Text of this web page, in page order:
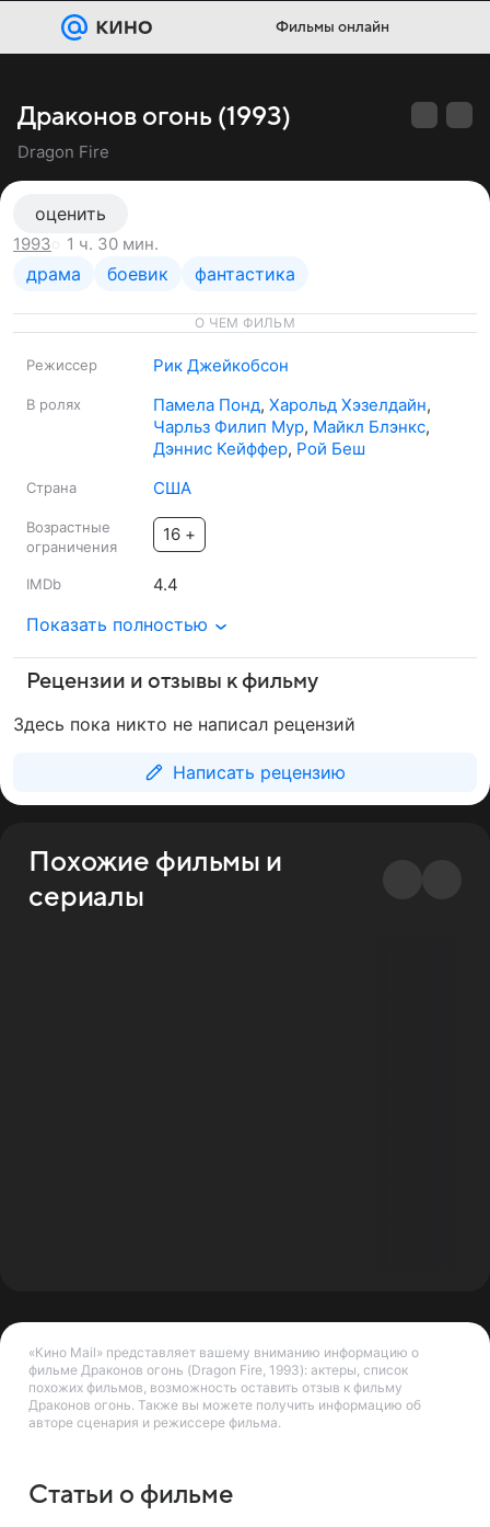
Фильмы онлайн
Драконов огонь (1993)
Dragon Fire
оценить
1993 1 ч. 30 мин.
драма боевик фантастика
О ЧЕМ ФИЛЬМ
Режиссер Рик Джейкобсон
В ролях Памела Понд, Харольд Хэзелдайн,
Чарльз Филип Мур, Майкл Блэнкс,
Дэннис Кейффер, Рой Беш
Страна США
Возрастные
ограничения
16 +
IMDb 4.4
Показать полностью
Рецензии и отзывы к фильму
Здесь пока никто не написал рецензий
Написать рецензию
Похожие фильмы и
сериалы
«Кино Mail» представляет вашему вниманию информацию о
фильме Драконов огонь (Dragon Fire, 1993): актеры, список
похожих фильмов, возможность оставить отзыв к фильму
Драконов огонь. Также вы можете получить информацию об
авторе сценария и режиссере фильма.
Статьи о фильме